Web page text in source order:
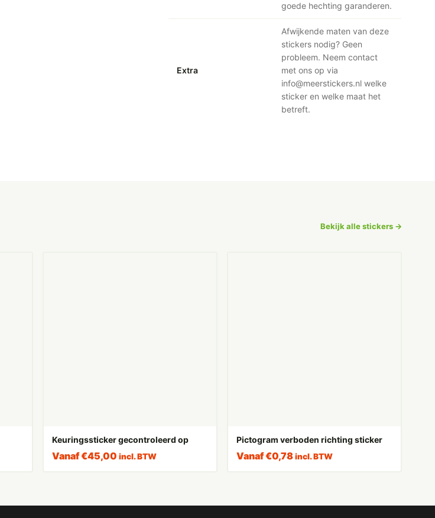
goede hechting garanderen.
Extra
Afwijkende maten van deze
stickers nodig? Geen
probleem. Neem contact
met ons op via
info@meerstickers.nl welke
sticker en welke maat het
betreft.
Bekijk alle stickers →
Keuringssticker gecontroleerd op
Vanaf€45,00 incl. BTW
Pictogram verboden richting sticker
Vanaf€0,78 incl. BTW